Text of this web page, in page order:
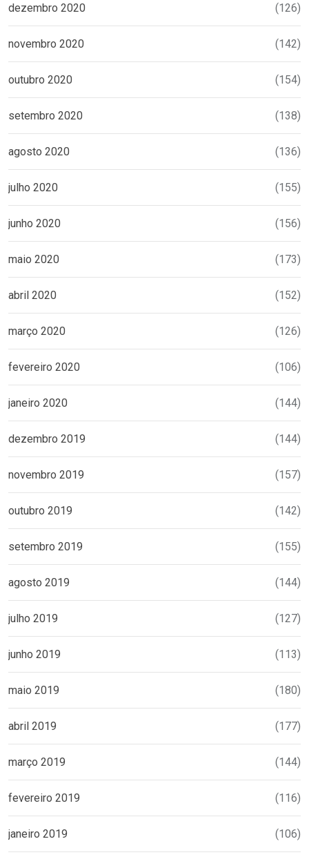
dezembro 2020 (126)
novembro 2020 (142)
outubro 2020 (154)
setembro 2020 (138)
agosto 2020 (136)
julho 2020 (155)
junho 2020 (156)
maio 2020 (173)
abril 2020 (152)
março 2020 (126)
fevereiro 2020 (106)
janeiro 2020 (144)
dezembro 2019 (144)
novembro 2019 (157)
outubro 2019 (142)
setembro 2019 (155)
agosto 2019 (144)
julho 2019 (127)
junho 2019 (113)
maio 2019 (180)
abril 2019 (177)
março 2019 (144)
fevereiro 2019 (116)
janeiro 2019 (106)